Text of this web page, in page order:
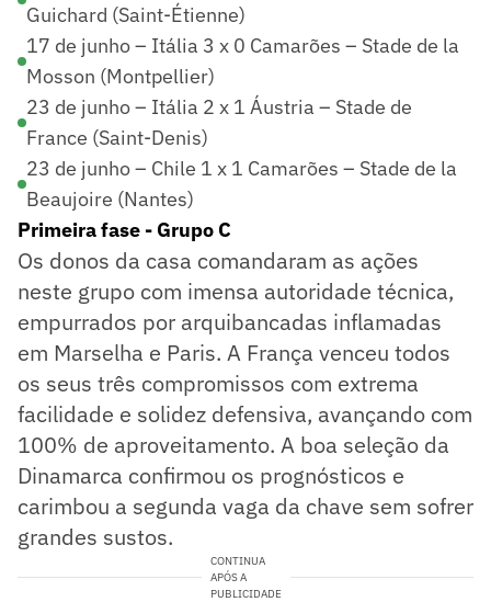
Guichard (Saint-Étienne)
17 de junho – Itália 3 x 0 Camarões – Stade de la
Mosson (Montpellier)
23 de junho – Itália 2 x 1 Áustria – Stade de
France (Saint-Denis)
23 de junho – Chile 1 x 1 Camarões – Stade de la
Beaujoire (Nantes)
Primeira fase - Grupo C
Os donos da casa comandaram as ações
neste grupo com imensa autoridade técnica,
empurrados por arquibancadas inflamadas
em Marselha e Paris. A França venceu todos
os seus três compromissos com extrema
facilidade e solidez defensiva, avançando com
100% de aproveitamento. A boa seleção da
Dinamarca confirmou os prognósticos e
carimbou a segunda vaga da chave sem sofrer
grandes sustos.
CONTINUA
APÓS A
PUBLICIDADE